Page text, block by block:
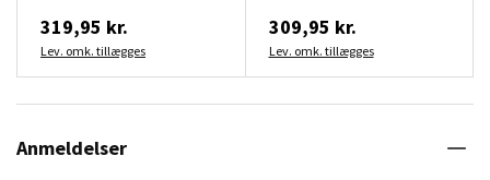
319,95 kr.
Lev. omk. tillægges
309,95 kr.
Lev. omk. tillægges
Anmeldelser